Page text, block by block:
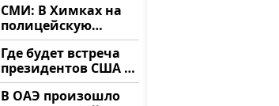
СМИ: В Химках на
полицейскую
машину напали и
подожгли.
Где будет встреча
президентов США и
России: Европа?
В ОАЭ произошло